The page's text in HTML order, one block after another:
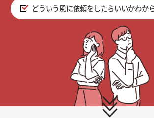
どういう風に依頼をしたらいいかわか